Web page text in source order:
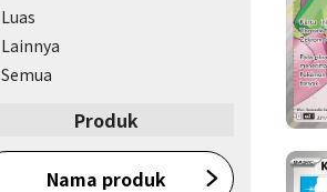
Luas
Lainnya
Semua
Produk
Nama produk